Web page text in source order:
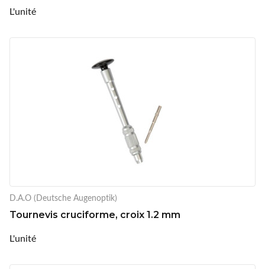
L'unité
D.A.O (Deutsche Augenoptik)
Tournevis cruciforme, croix 1.2 mm
L'unité